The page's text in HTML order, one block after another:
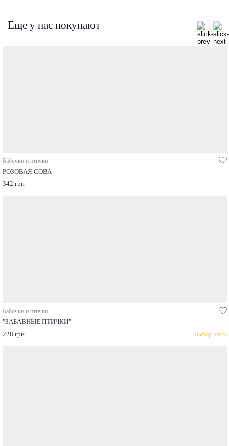
Еще у нас покупают
Бабочки и птички
РОЗОВАЯ СОВА
342 грн
Бабочки и птички
"ЗАБАВНЫЕ ПТИЧКИ"
228 грн
Выбор цвета